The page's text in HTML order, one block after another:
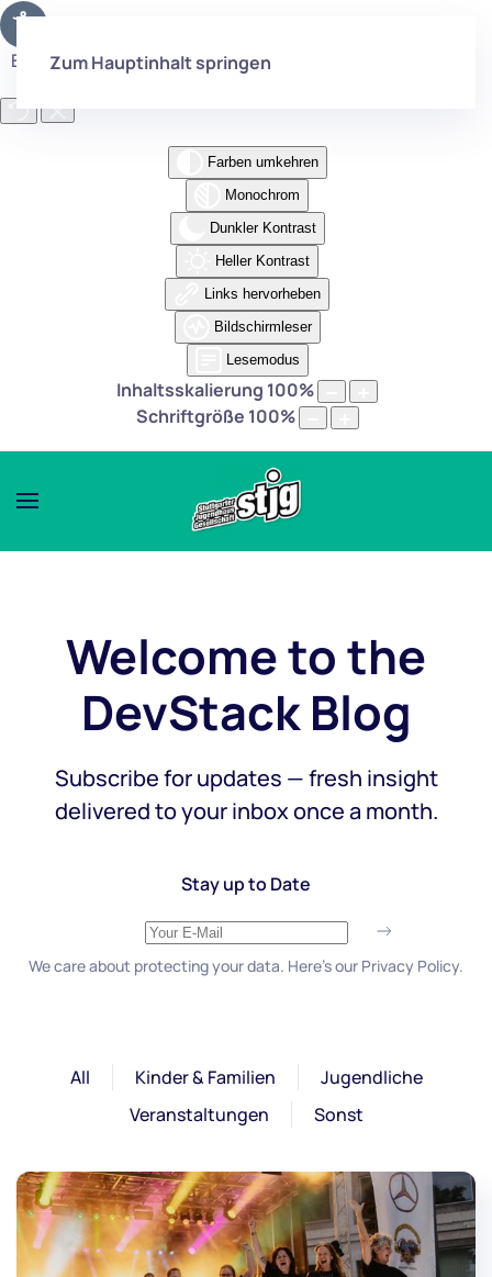
Eingabehilfen öffnen
Farben umkehren
Monochrom
Dunkler Kontrast
Heller Kontrast
Links hervorheben
Bildschirmleser
Lesemodus
Inhaltsskalierung 100%
Schriftgröße 100%
Zum Hauptinhalt springen
Welcome to the
DevStack Blog
Subscribe for updates — fresh insight
delivered to your inbox once a month.
Stay up to Date
We care about protecting your data. Here’s our Privacy Policy.
All Kinder & Familien
Jugendliche
Veranstaltungen
Sonst